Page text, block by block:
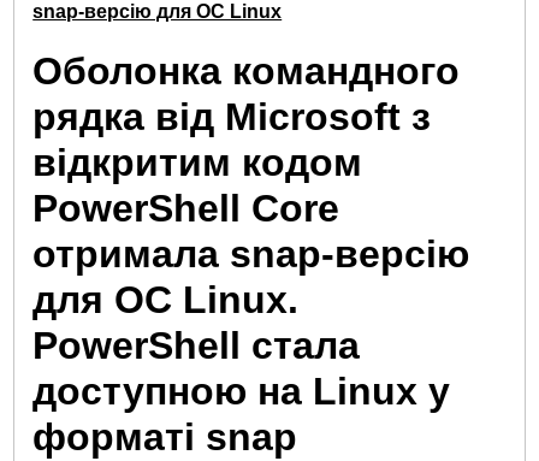
snap-версію для ОС Linux
Оболонка командного
рядка від Microsoft з
відкритим кодом
PowerShell Core
отримала snap-версію
для ОС Linux.
PowerShell стала
доступною на Linux у
форматі snap